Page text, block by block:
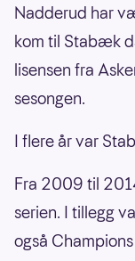
Nadderud har
kom til Stabæk
lisensen fra
sesongen.
I flere år var
Fra 2009 til
serien. I tillegg
også